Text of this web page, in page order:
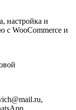
настройка и
с WooCommerce и